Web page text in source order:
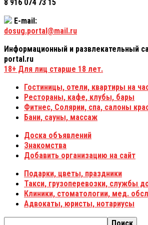
8 916 074 73 15
E-mail:
dosug.portal@mail.ru
Информационный и развлекательный
portal.ru
18+ Для лиц старше 18 лет.
Гостиницы, отели, квартиры на
Рестораны, кафе, клубы, бары
Фитнес, Солярии, спа, салоны
Бани, сауны, массаж
Доска объявлений
Знакомства
Добавить организацию на сайт
Подарки, цветы, праздники
Такси, грузоперевозки, службы
Клиники, стоматологии, мед.
Адвокаты, юристы, нотариусы